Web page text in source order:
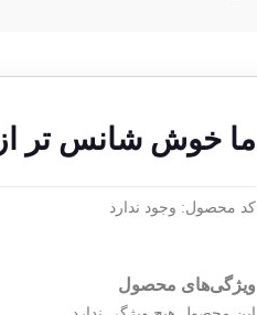
ما خوش شانس تر
کد محصول: وجود ندارد
ویژگی‌های محصول